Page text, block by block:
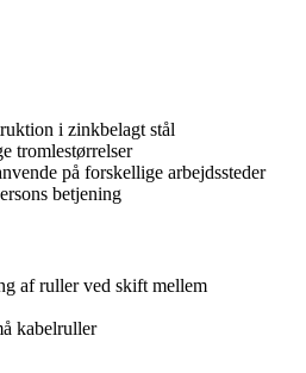
i zinkbelagt stål
tromlestørrelser
på forskellige arbejdssteder
betjening
af ruller ved skift mellem
kabelruller